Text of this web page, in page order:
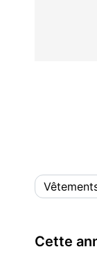
Cette